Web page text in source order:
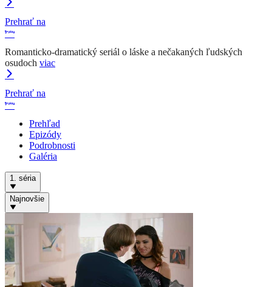
Prehrať na
Romanticko-dramatický seriál o láske a nečakaných ľudských
osudoch viac
Prehrať na
Prehľad
Epizódy
Podrobnosti
Galéria
1. séria
Najnovšie